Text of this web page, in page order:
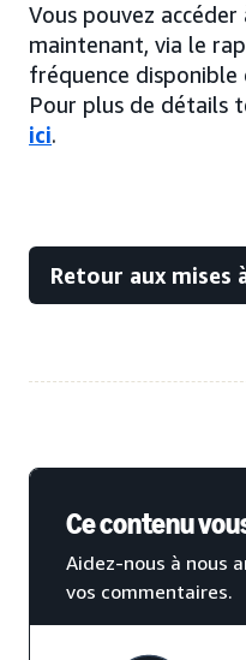
Vous pouvez
maintenant, via le
fréquence
Pour plus de détails
ici.
Retour aux mises
Ce contenu
Aidez-nous à nous
vos commentaires.